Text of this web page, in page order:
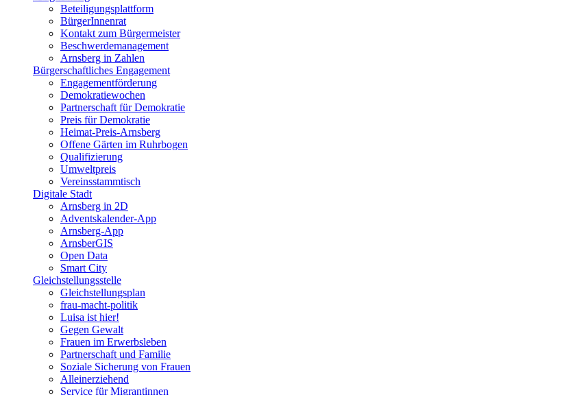
Beteiligungsplattform
BürgerInnenrat
Kontakt zum Bürgermeister
Beschwerdemanagement
Arnsberg in Zahlen
Bürgerschaftliches Engagement
Engagementförderung
Demokratiewochen
Partnerschaft für Demokratie
Preis für Demokratie
Heimat-Preis-Arnsberg
Offene Gärten im Ruhrbogen
Qualifizierung
Umweltpreis
Vereinsstammtisch
Digitale Stadt
Arnsberg in 2D
Adventskalender-App
Arnsberg-App
ArnsberGIS
Open Data
Smart City
Gleichstellungsstelle
Gleichstellungsplan
frau-macht-politik
Luisa ist hier!
Gegen Gewalt
Frauen im Erwerbsleben
Partnerschaft und Familie
Soziale Sicherung von Frauen
Alleinerziehend
Service für Migrantinnen